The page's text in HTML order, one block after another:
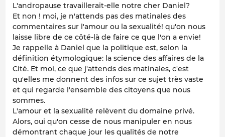
L'andropause travaillerait-elle notre cher Daniel?
Et non ! moi, je n'attends pas des matinales des
commentaires sur l'amour ou la sexualité! qu'on nous
laisse libre de ce côté-là de faire ce que l'on a envie!
Je rappelle à Daniel que la politique est, selon la
définition étymologique: la science des affaires de la
Cité. Et moi, ce que j'attends des matinales, c'est
qu'elles me donnent des infos sur ce sujet très vaste
et qui regarde l'ensemble des citoyens que nous
sommes.
L'amour et la sexualité relèvent du domaine privé.
Alors, oui qu'on cesse de nous manipuler en nous
démontrant chaque jour les qualités de notre